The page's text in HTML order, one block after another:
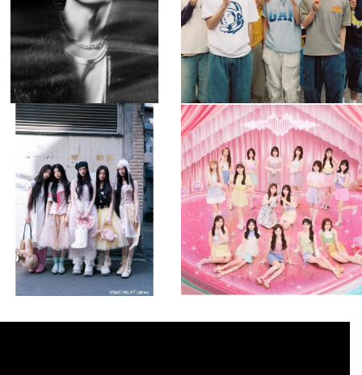
musicjapantv
💡8月特番放送決定！
8月 4
2 0
musicjapantv
💡8月特番放送決定！
...
8月 4
2 0